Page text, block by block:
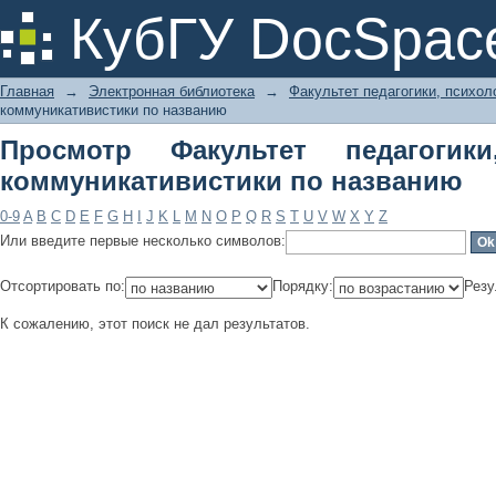
КубГУ
Просмотр Факультет
названию
Главная → Электронная библиотека →
Факультет педагогики,
коммуникативистики по названию
Просмотр Факультет
коммуникативистики по названию
0-9 A B C D E F G H J K L M N O P Q R S T U V W X Y Z
Или введите первые несколько символов:
Отсортировать по: Порядку:
К сожалению, этот поиск не дал результатов.